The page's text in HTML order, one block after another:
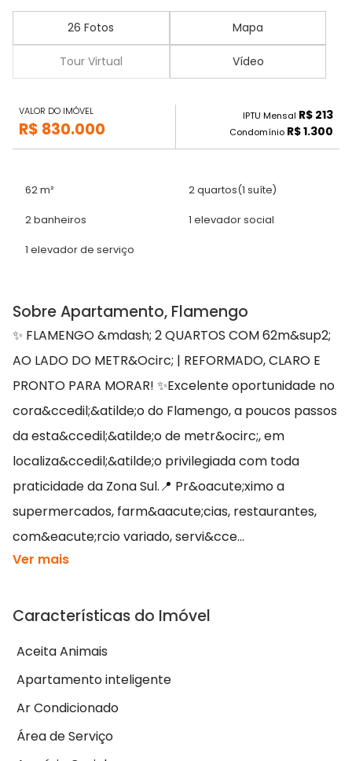
26 Fotos Mapa
Tour Virtual Vídeo
VALOR DO IMÓVEL
R$ 830.000
IPTU Mensal R$ 213
Condomínio R$ 1.300
62 m² 2 quartos(1 suíte)
2 banheiros 1 elevador social
1 elevador de serviço
Sobre Apartamento, Flamengo
✨ FLAMENGO &mdash; 2 QUARTOS COM 62m&sup2;
AO LADO DO METR&Ocirc; | REFORMADO, CLARO E
PRONTO PARA MORAR! ✨Excelente oportunidade no
cora&ccedil;&atilde;o do Flamengo, a poucos passos
da esta&ccedil;&atilde;o de metr&ocirc;, em
localiza&ccedil;&atilde;o privilegiada com toda
praticidade da Zona Sul.📍 Pr&oacute;ximo a
supermercados, farm&aacute;cias, restaurantes,
com&eacute;rcio variado, servi&cce...
Ver mais
Características do Imóvel
Aceita Animais
Apartamento inteligente
Ar Condicionado
Área de Serviço